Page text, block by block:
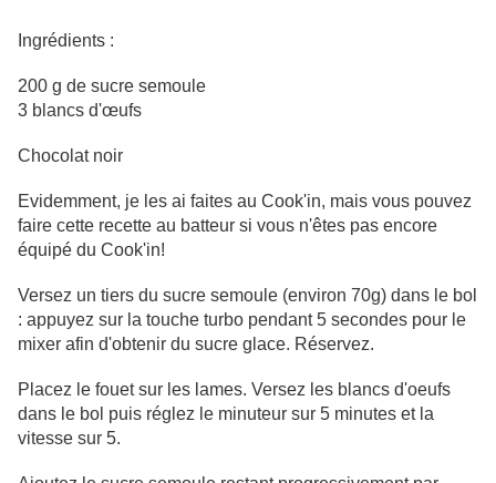
Ingrédients :
200 g de sucre semoule
3 blancs d'œufs
Chocolat noir
Evidemment, je les ai faites au Cook'in, mais vous pouvez
faire cette recette au batteur si vous n'êtes pas encore
équipé du Cook'in!
Versez un tiers du sucre semoule (environ 70g) dans le bol
: appuyez sur la touche turbo pendant 5 secondes pour le
mixer afin d'obtenir du sucre glace. Réservez.
Placez le fouet sur les lames. Versez les blancs d'oeufs
dans le bol puis réglez le minuteur sur 5 minutes et la
vitesse sur 5.